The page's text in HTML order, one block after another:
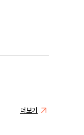
더보기